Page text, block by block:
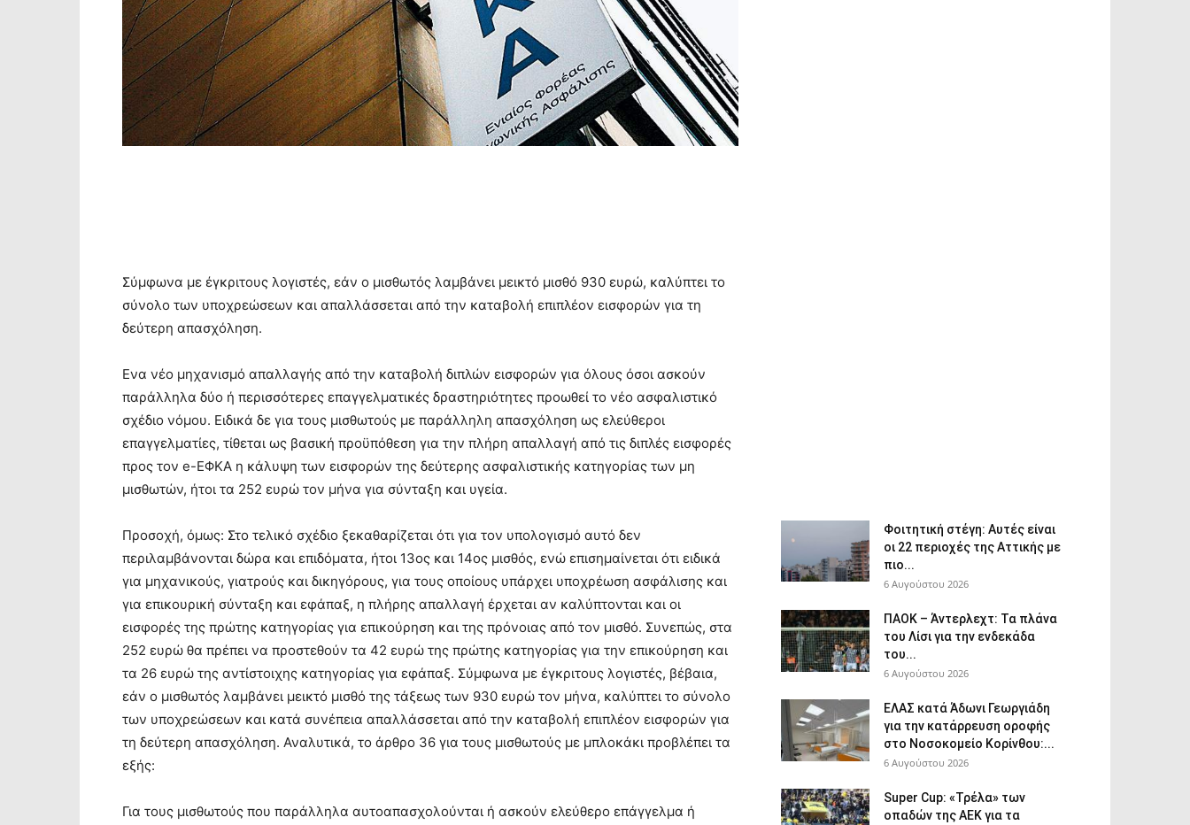
Σύμφωνα με έγκριτους λογιστές, εάν ο μισθωτός λαμβάνει μεικτό μισθό 930 ευρώ, καλύπτει το
σύνολο των υποχρεώσεων και απαλλάσσεται από την καταβολή επιπλέον εισφορών για τη
δεύτερη απασχόληση.
Ενα νέο μηχανισμό απαλλαγής από την καταβολή διπλών εισφορών για όλους όσοι ασκούν
παράλληλα δύο ή περισσότερες επαγγελματικές δραστηριότητες προωθεί το νέο ασφαλιστικό
σχέδιο νόμου. Ειδικά δε για τους μισθωτούς με παράλληλη απασχόληση ως ελεύθεροι
επαγγελματίες, τίθεται ως βασική προϋπόθεση για την πλήρη απαλλαγή από τις διπλές εισφορές
προς τον e-ΕΦΚΑ η κάλυψη των εισφορών της δεύτερης ασφαλιστικής κατηγορίας των μη
μισθωτών, ήτοι τα 252 ευρώ τον μήνα για σύνταξη και υγεία.
Προσοχή, όμως: Στο τελικό σχέδιο ξεκαθαρίζεται ότι για τον υπολογισμό αυτό δεν
περιλαμβάνονται δώρα και επιδόματα, ήτοι 13ος και 14ος μισθός, ενώ επισημαίνεται ότι ειδικά
για μηχανικούς, γιατρούς και δικηγόρους, για τους οποίους υπάρχει υποχρέωση ασφάλισης και
για επικουρική σύνταξη και εφάπαξ, η πλήρης απαλλαγή έρχεται αν καλύπτονται και οι
εισφορές της πρώτης κατηγορίας για επικούρηση και της πρόνοιας από τον μισθό. Συνεπώς, στα
252 ευρώ θα πρέπει να προστεθούν τα 42 ευρώ της πρώτης κατηγορίας για την επικούρηση και
τα 26 ευρώ της αντίστοιχης κατηγορίας για εφάπαξ. Σύμφωνα με έγκριτους λογιστές, βέβαια,
εάν ο μισθωτός λαμβάνει μεικτό μισθό της τάξεως των 930 ευρώ τον μήνα, καλύπτει το σύνολο
των υποχρεώσεων και κατά συνέπεια απαλλάσσεται από την καταβολή επιπλέον εισφορών για
τη δεύτερη απασχόληση. Αναλυτικά, το άρθρο 36 για τους μισθωτούς με μπλοκάκι προβλέπει τα
εξής:
Για τους μισθωτούς που παράλληλα αυτοαπασχολούνται ή ασκούν ελεύθερο επάγγελμα ή
Φοιτητική στέγη: Aυτές είναι
οι 22 περιοχές της Αττικής με
πιο...
6 Αυγούστου 2026
ΠΑΟΚ – Άντερλεχτ: Τα πλάνα
του Λίσι για την ενδεκάδα
του...
6 Αυγούστου 2026
ΕΛΑΣ κατά Άδωνι Γεωργιάδη
για την κατάρρευση οροφής
στο Νοσοκομείο Κορίνθου:...
6 Αυγούστου 2026
Super Cup: «Τρέλα» των
οπαδών της ΑΕΚ για τα